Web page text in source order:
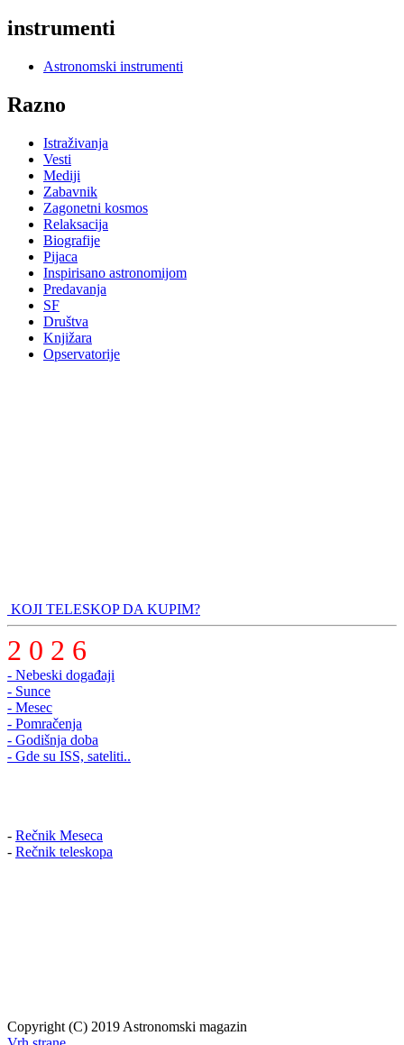
instrumenti
Astronomski instrumenti
Razno
Istraživanja
Vesti
Mediji
Zabavnik
Zagonetni kosmos
Relaksacija
Biografije
Pijaca
Inspirisano astronomijom
Predavanja
SF
Društva
Knjižara
Opservatorije
KOJI TELESKOP DA KUPIM?
2 0 2 6
- Nebeski događaji
- Sunce
- Mesec
- Pomračenja
- Godišnja doba
- Gde su ISS, sateliti..
- Rečnik Meseca
- Rečnik teleskopa
Copyright (C) 2019 Astronomski magazin